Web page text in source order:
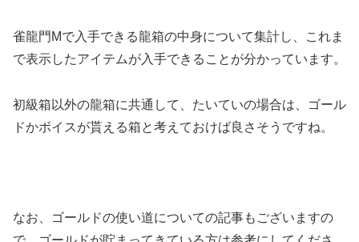
雀龍門Mで入手できる龍箱の中身について集計し、これま
で表示したアイテムが入手できることが分かっています。
初級箱以外の龍箱に共通して、たいていの場合は、ゴール
ドかボイスが貰える箱と考えておけば良さそうですね。
なお、ゴールドの使い道についての記事もございますの